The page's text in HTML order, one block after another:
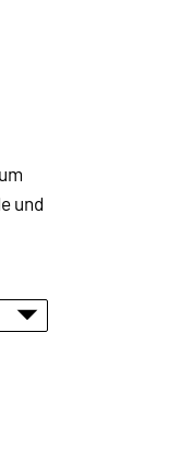
und